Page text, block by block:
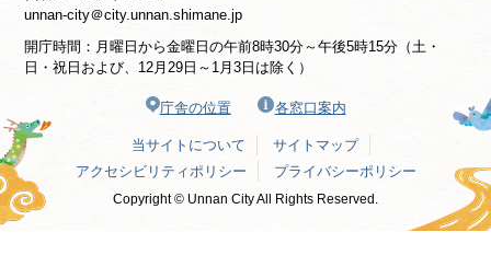
unnan-city＠city.unnan.shimane.jp
開庁時間：月曜日から金曜日の午前8時30分～午後5時15分（土・
日・祝日および、12月29日～1月3日は除く）
庁舎の位置 各窓口案内
当サイトについて
サイトマップ
アクセシビリティポリシー
プライバシーポリシー
Copyright © Unnan City All Rights Reserved.